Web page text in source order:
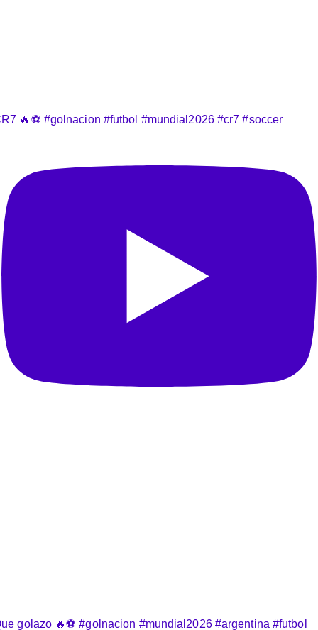
🔥⚽️ #golnacion #futbol #mundial2026 #cr7 #soccer
golazo 🔥⚽️ #golnacion #mundial2026 #argentina #futbol